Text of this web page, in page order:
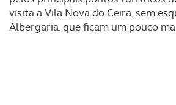
visita a Vila Nova do Ceira, sem
Albergaria, que ficam um pouco